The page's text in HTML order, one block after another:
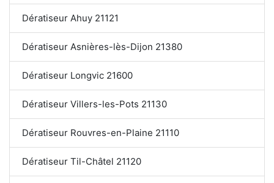
Dératiseur Ahuy 21121
Dératiseur Asnières-lès-Dijon 21380
Dératiseur Longvic 21600
Dératiseur Villers-les-Pots 21130
Dératiseur Rouvres-en-Plaine 21110
Dératiseur Til-Châtel 21120